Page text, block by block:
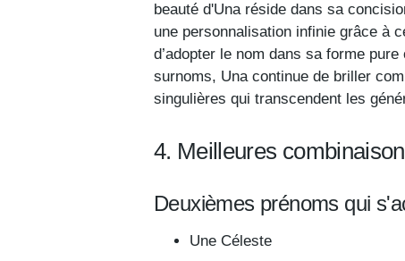
beauté d'Una réside dans sa
une personnalisation infinie grâce à
d’adopter le nom dans sa forme
surnoms, Una continue de briller
singulières qui transcendent les
4. Meilleures
Deuxièmes prénoms qui
Une Céleste